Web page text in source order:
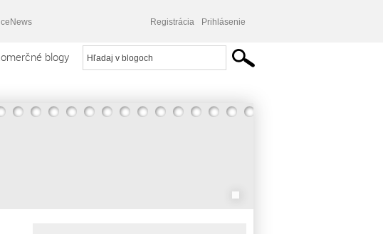
Registrácia Prihlásenie
blogy